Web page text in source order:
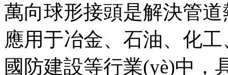
萬向球形接頭是解決管
應用于冶金、石油
國防建設等行業(yè)中，